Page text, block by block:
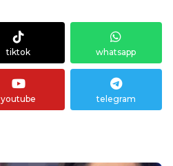
tiktok whatsapp
youtube telegram